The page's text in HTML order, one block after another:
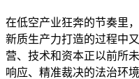
在低空产业狂奔的节奏里
新质生产力打造的过程中
营、技术和资本正以前所
响应、精准裁决的法治环境